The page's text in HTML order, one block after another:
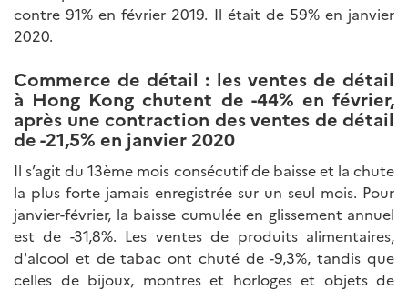
contre 91% en février 2019. Il était de 59% en janvier
2020.
Commerce de détail : les ventes de détail
à Hong Kong chutent de -44% en février,
après une contraction des ventes de détail
de -21,5% en janvier 2020
Il s’agit du 13ème mois consécutif de baisse et la chute
la plus forte jamais enregistrée sur un seul mois. Pour
janvier-février, la baisse cumulée en glissement annuel
est de -31,8%. Les ventes de produits alimentaires,
d'alcool et de tabac ont chuté de -9,3%, tandis que
celles de bijoux, montres et horloges et objets de